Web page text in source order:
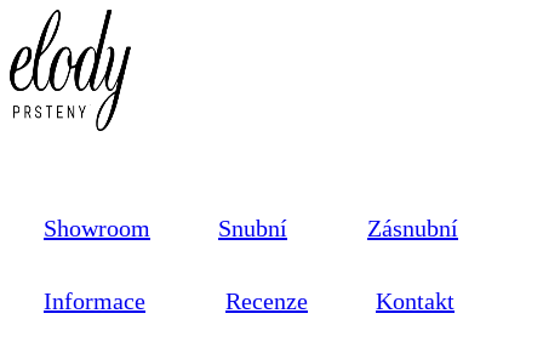
Showroom Snubní Zásnubní
Informace Recenze Kontakt